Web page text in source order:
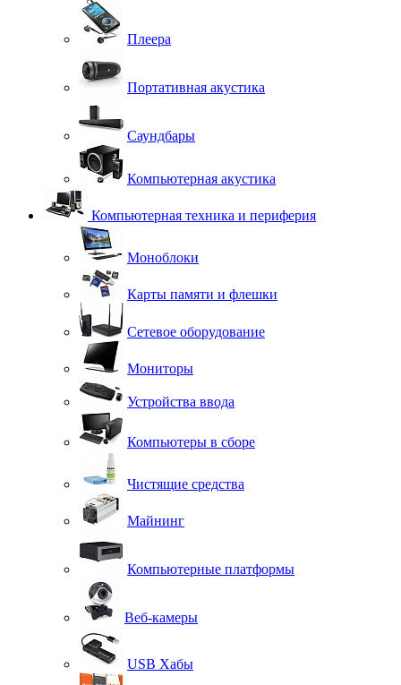
Плеера
Портативная акустика
Саундбары
Компьютерная акустика
Компьютерная техника и периферия
Моноблоки
Карты памяти и флешки
Сетевое оборудование
Мониторы
Устройства ввода
Компьютеры в сборе
Чистящие средства
Майнинг
Компьютерные платформы
Веб-камеры
USB Хабы